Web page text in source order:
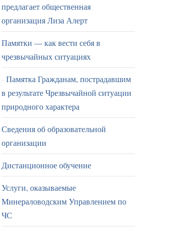
предлагает общественная
организация Лиза Алерт
Памятки — как вести себя в
чрезвычайных ситуациях
Памятка Гражданам, пострадавшим
в результате Чрезвычайной ситуации
природного характера
Сведения об образовательной
организации
Дистанционное обучение
Услуги, оказываемые
Минераловодским Управлением по
ЧС